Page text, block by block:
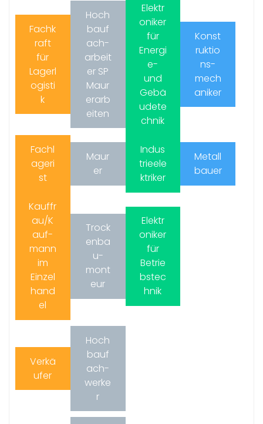
Fachk
raft
für
Lagerl
ogisti
k
Hoch
bauf
ach-
arbeit
er SP
Maur
erarb
eiten
Elektr
oniker
für
Energi
e-
und
Gebä
udete
chnik
Konst
ruktio
ns-
mech
aniker
Fachl
ageri
st
Maur
er
Indus
trieele
ktriker
Metall
bauer
Kauffr
au/K
auf-
mann
im
Einzel
hand
el
Trock
enba
u-
mont
eur
Elektr
oniker
für
Betrie
bstec
hnik
Verkä
ufer
Hoch
bauf
ach-
werke
r